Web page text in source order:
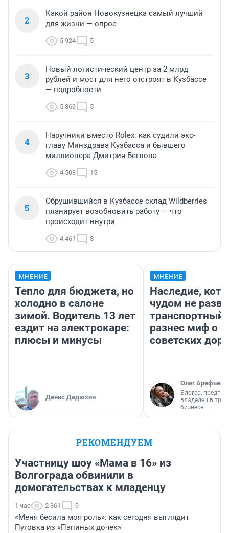
2
Какой район Новокузнецка самый лучший
для жизни — опрос
5 924 5
3
Новый логистический центр за 2 млрд
рублей и мост для него отстроят в Кузбассе
— подробности
5 869 5
4
Наручники вместо Rolex: как судили экс-
главу Минздрава Кузбасса и бывшего
миллионера Дмитрия Беглова
4 508 15
5
Обрушившийся в Кузбассе склад Wildberries
планирует возобновить работу — что
происходит внутри
4 461 8
МНЕНИЕ
Тепло для бюджета, но
холодно в салоне
зимой. Водитель 13 лет
ездит на электрокаре:
плюсы и минусы
Денис Дедюхин
МНЕНИЕ
Наследие,
чудом не
транспортный
разнес миф о
советских
Олег Арефьев
Блогер,
владелец в
бизнесе
РЕКОМЕНДУЕМ
Участницу шоу «Мама в 16» из
Волгограда обвинили в
домогательствах к младенцу
1 час 2 361 9
«Меня бесила моя роль»: как сегодня выглядит
Пуговка из «Папиных дочек»